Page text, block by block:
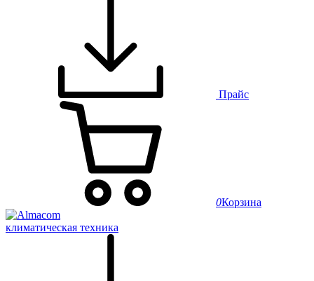
Прайс
0Корзина
климатическая техника